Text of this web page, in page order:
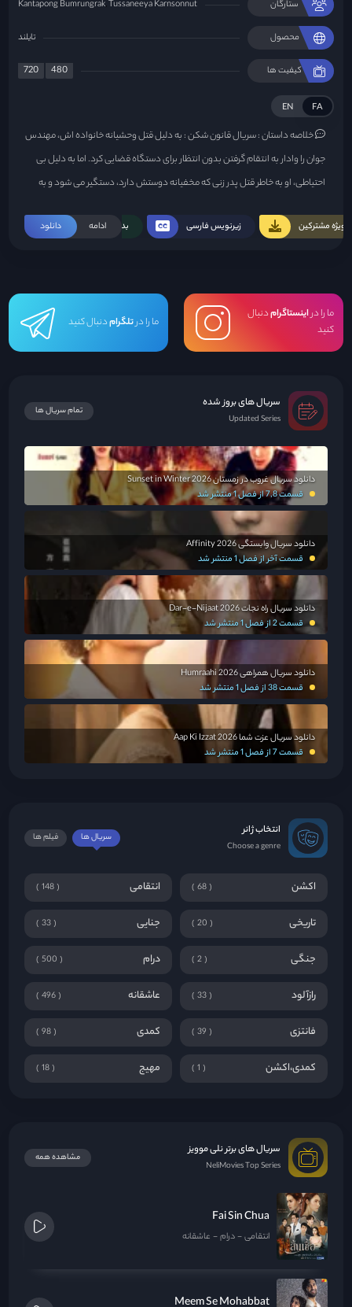
ستارگان Kantapong Bumrungrak Tussaneeya Karnsonnut
محصول تایلند
کیفیت ها 720 480
FA
EN
خلاصه داستان :سریال قانون شکن : به دلیل قتل وحشیانه خانواده اش، مهندس
جوان را وادار به انتقام گرفتن بدون انتظار برای دستگاه قضایی کرد. اما به دلیل بی
احتیاطی، او به خاطر قتل پدر زنی که مخفیانه دوستش دارد، دستگیر می شود و به
می بیند. زمانی که او متوجه شد از او استفاده می‌شود، اتفاقی افتاد، بنابراین تصمیم
ادامه دانلود ویژه مشترکین زیرنویس فارسی بدون سانسور
ما را دراینستاگرامدنبال
کنید
ما را درتلگرامدنبال کنید
سریال های بروز شده
Updated Series
تمام سریال ها
دانلود سریال غروب در زمستان Sunset in Winter 2026
قسمت 7,8 از فصل 1 منتشر شد
دانلود سریال وابستگی Affinity 2026
قسمت آخر از فصل 1 منتشر شد
دانلود سریال راه نجات Dar-e-Nijaat 2026
قسمت 2 از فصل 1 منتشر شد
دانلود سریال همراهی Humraahi 2026
قسمت 38 از فصل 1 منتشر شد
دانلود سریال عزت شما Aap Ki Izzat 2026
قسمت 7 از فصل 1 منتشر شد
انتخاب ژانر
Choose a genre
فیلم ها سریال ها
اکشن 68 انتقامی 148
تاریخی 20 جنایی 33
جنگی 2 درام 500
رازآلود 33 عاشقانه 496
فانتزی 39 کمدی 98
کمدی،اکشن 1 مهیج 18
سریال های برتر نلی موویز
NeliMovies Top Series
مشاهده همه
Fai Sin Chua
انتقامی درام عاشقانه
Meem Se Mohabbat